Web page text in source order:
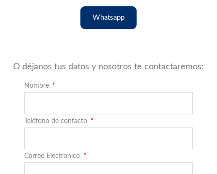
Whatsapp
O déjanos tus datos y nosotros te contactaremos:
Nombre
Teléfono de contacto
Correo Electronico